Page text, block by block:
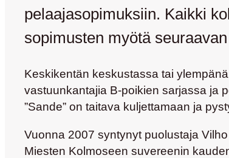
pelaajasopimuksiin. Kaikki
sopimusten myötä
Keskikentän keskustassa tai
vastuunkantajia B-poikien sarjassa ja
”Sande” on taitava kuljettamaan ja
Vuonna 2007 syntynyt puolustaja
Miesten Kolmoseen suvereenin